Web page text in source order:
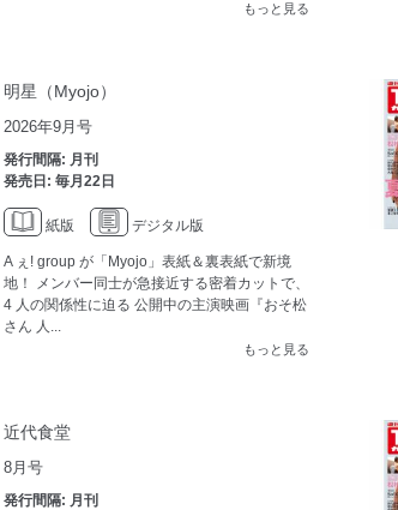
もっと見る
明星（Myojo）
2026年9月号
発行間隔: 月刊
発売日: 毎月22日
紙版 デジタル版
A ぇ! group が「Myojo」表紙＆裏表紙で新境
地！ メンバー同士が急接近する密着カットで、
4 人の関係性に迫る 公開中の主演映画『おそ松
さん 人...
もっと見る
近代食堂
8月号
発行間隔: 月刊